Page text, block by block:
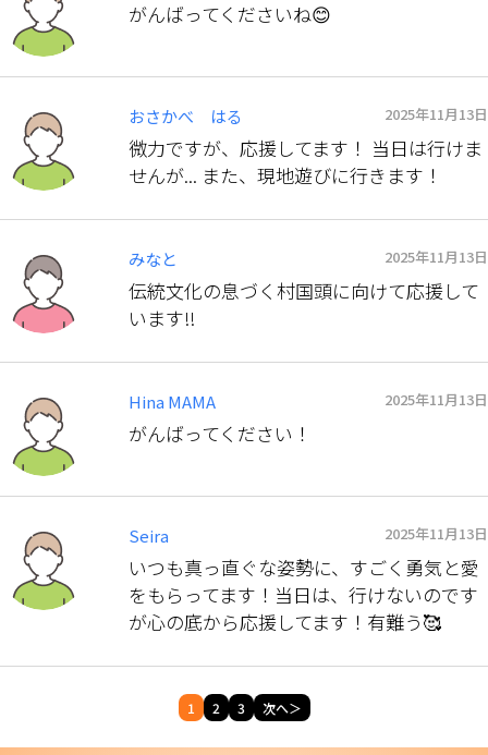
がんばってくださいね😊
おさかべ はる 2025年11月13日
微力ですが、応援してます！ 当日は行けま
せんが... また、現地遊びに行きます！
みなと 2025年11月13日
伝統文化の息づく村国頭に向けて応援して
います‼︎
Hina MAMA 2025年11月13日
がんばってください！
Seira 2025年11月13日
いつも真っ直ぐな姿勢に、すごく勇気と愛
をもらってます！当日は、行けないのです
が心の底から応援してます！有難う🥰
1 2 3 次へ＞